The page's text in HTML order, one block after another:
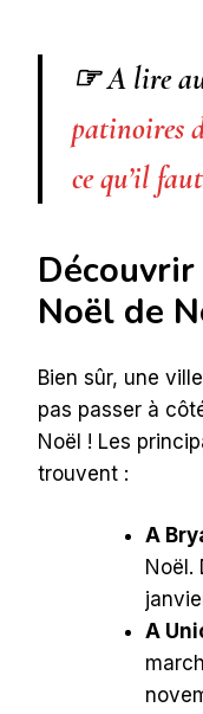
☞ A lire
patinoires
ce qu’il
Noël de
Bien sûr, une
pas passer à
Noël ! Les
trouvent :
A
Noël.
A